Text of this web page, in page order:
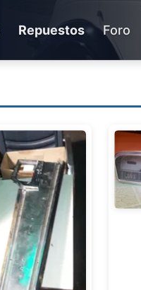
Repuestos Foro